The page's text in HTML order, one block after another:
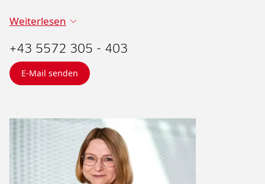
Weiterlesen
+43 5572 305 - 403
E-Mail senden